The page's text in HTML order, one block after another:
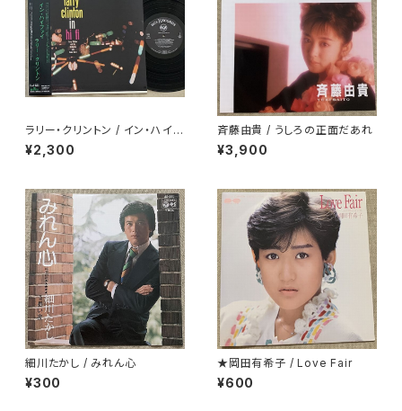
ラリー・クリントン / イン・ハイフ
ァイ
¥2,300
斉藤由貴 / うしろの正面だあれ
¥3,900
細川たかし / みれん心
¥300
★岡田有希子 / Love Fair
¥600